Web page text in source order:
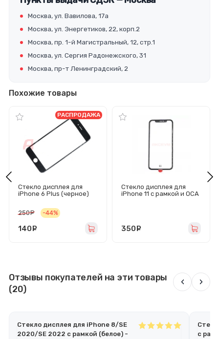
Москва, ул. Вавилова, 17а
Москва, ул. Энергетиков, 22, корп.2
Москва, пр. 1-й Магистральный, 12, стр.1
Москва, ул. Сергия Радонежского, 31
Москва, пр-т Ленинградский, 2
Похожие товары
Стекло дисплея для
iPhone 6 Plus (черное)
РАСПРОДАЖА
250 руб.
-44%
140
Стекло дисплея для
iPhone 11 с рамкой и OCA
350
Отзывы покупателей на эти товары
(20)
‹ ›
Стекло дисплея для iPhone 8/SE
2020/SE 2022 с рамкой (белое) -
с